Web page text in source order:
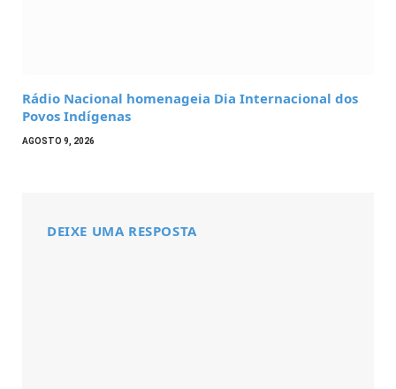
Rádio Nacional homenageia Dia Internacional dos
Povos Indígenas
AGOSTO 9, 2026
DEIXE UMA RESPOSTA